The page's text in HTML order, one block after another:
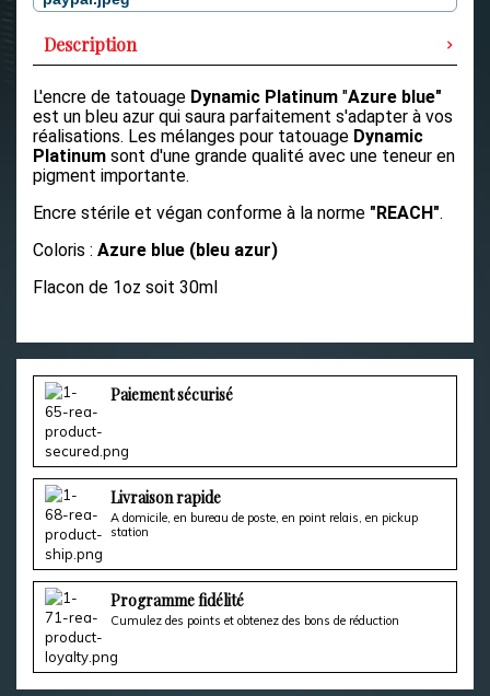
Description
L'encre de tatouage Dynamic Platinum "Azure blue"
est un bleu azur qui saura parfaitement s'adapter à vos
réalisations. Les mélanges pour tatouage Dynamic
Platinum sont d'une grande qualité avec une teneur en
pigment importante.
Encre stérile et végan conforme à la norme "REACH".
Coloris : Azure blue (bleu azur)
Flacon de 1oz soit 30ml
Paiement sécurisé
Livraison rapide
A domicile, en bureau de poste, en point relais, en pickup
station
Programme fidélité
Cumulez des points et obtenez des bons de réduction